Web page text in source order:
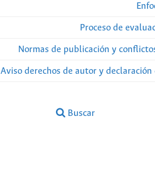
Proceso de
Normas de publicación y
Aviso derechos de autor y
Buscar